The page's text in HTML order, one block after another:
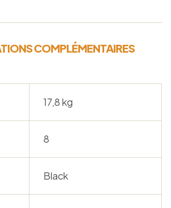
COMPLÉMENTAIRES
17,8 kg
8
Black